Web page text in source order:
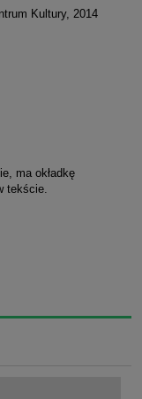
Kultury, 2014
ma okładkę
tekście.